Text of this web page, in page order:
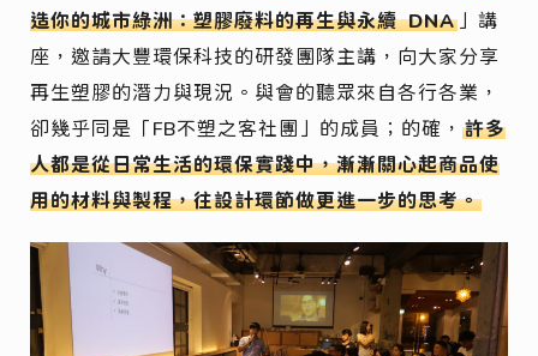
造你的城市綠洲：塑膠廢料的再生與永續 DNA 」講
座，邀請大豐環保科技的研發團隊主講，向大家分享
再生塑膠的潛力與現況。與會的聽眾來自各行各業，
卻幾乎同是「FB不塑之客社團」的成員；的確，許多
人都是從日常生活的環保實踐中，漸漸關心起商品使
用的材料與製程，往設計環節做更進一步的思考。